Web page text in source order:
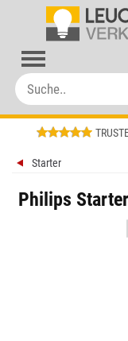
Starter
Philips